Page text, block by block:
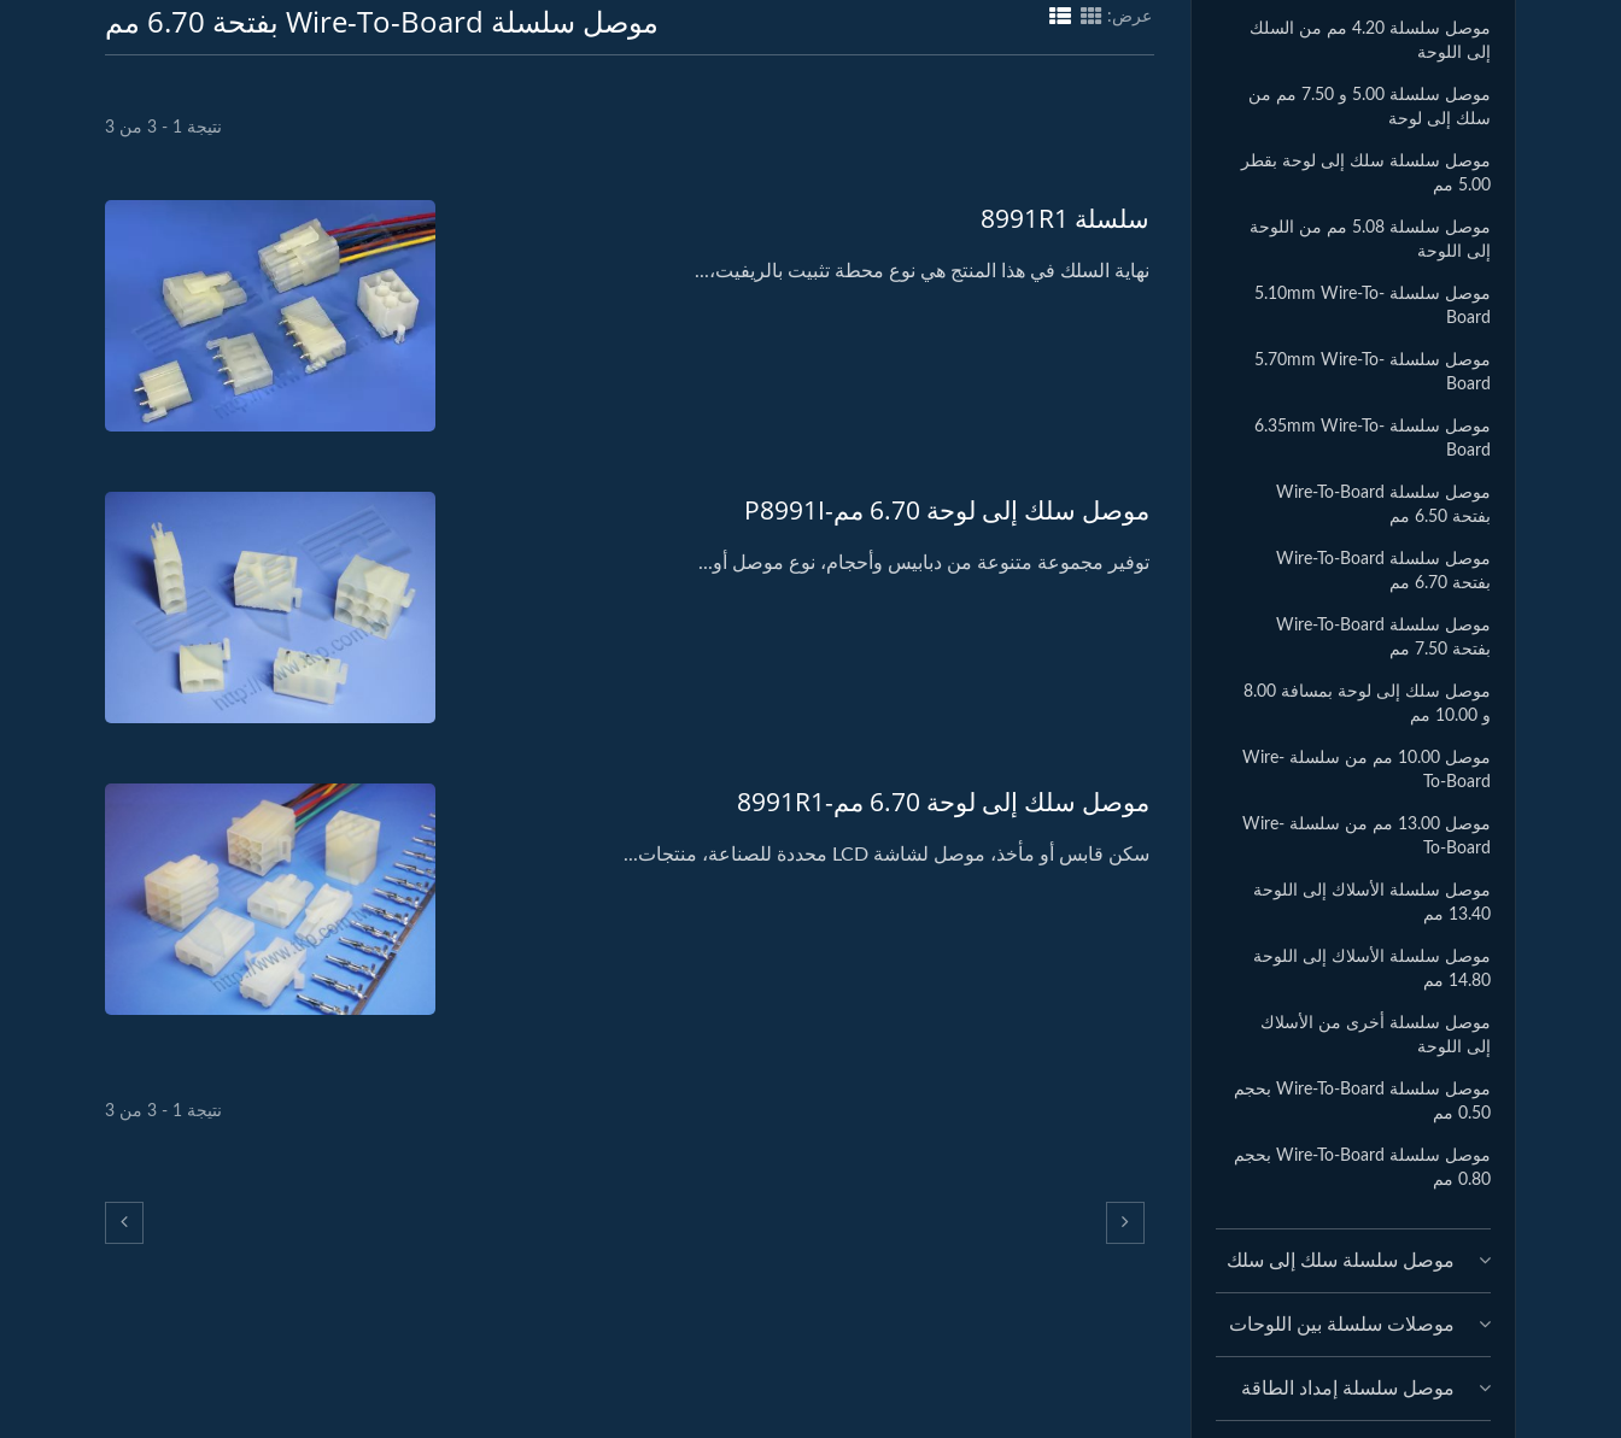
موصل سلسلة Wire-To-Board بفتحة 6.70 مم عرض:
نتيجة 1 - 3 من 3
سلسلة 8991R1
نهاية السلك في هذا المنتج هي نوع محطة تثبيت بالريفيت،...
موصل سلك إلى لوحة 6.70 مم-P8991I
توفير مجموعة متنوعة من دبابيس وأحجام، نوع موصل أو...
موصل سلك إلى لوحة 6.70 مم-8991R1
سكن قابس أو مأخذ، موصل لشاشة LCD محددة للصناعة، منتجات...
نتيجة 1 - 3 من 3
موصل سلسلة 4.20 مم من السلك
إلى اللوحة
موصل سلسلة 5.00 و 7.50 مم من
سلك إلى لوحة
موصل سلسلة سلك إلى لوحة بقطر
5.00 مم
موصل سلسلة 5.08 مم من اللوحة
إلى اللوحة
موصل سلسلة 5.10mm Wire-To-
Board
موصل سلسلة 5.70mm Wire-To-
Board
موصل سلسلة 6.35mm Wire-To-
Board
موصل سلسلة Wire-To-Board
بفتحة 6.50 مم
موصل سلسلة Wire-To-Board
بفتحة 6.70 مم
موصل سلسلة Wire-To-Board
بفتحة 7.50 مم
موصل سلك إلى لوحة بمسافة 8.00
و 10.00 مم
موصل 10.00 مم من سلسلة Wire-
To-Board
موصل 13.00 مم من سلسلة Wire-
To-Board
موصل سلسلة الأسلاك إلى اللوحة
13.40 مم
موصل سلسلة الأسلاك إلى اللوحة
14.80 مم
موصل سلسلة أخرى من الأسلاك
إلى اللوحة
موصل سلسلة Wire-To-Board بحجم
0.50 مم
موصل سلسلة Wire-To-Board بحجم
0.80 مم
موصل سلسلة سلك إلى سلك
موصلات سلسلة بين اللوحات
موصل سلسلة إمداد الطاقة